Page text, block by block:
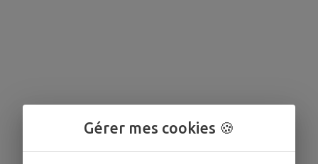
Gérer mes cookies 🍪